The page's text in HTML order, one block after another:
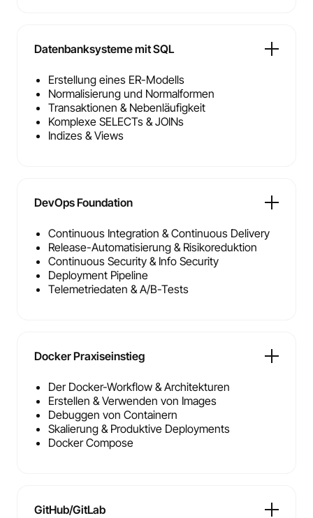
Datenbanksysteme mit SQL
Erstellung eines ER-Modells
Normalisierung und Normalformen
Transaktionen & Nebenläufigkeit
Komplexe SELECTs & JOINs
Indizes & Views
DevOps Foundation
Continuous Integration & Continuous Delivery
Release-Automatisierung & Risikoreduktion
Continuous Security & Info Security
Deployment Pipeline
Telemetriedaten & A/B-Tests
Docker Praxiseinstieg
Der Docker-Workflow & Architekturen
Erstellen & Verwenden von Images
Debuggen von Containern
Skalierung & Produktive Deployments
Docker Compose
GitHub/GitLab